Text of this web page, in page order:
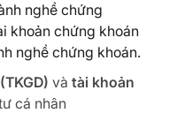
nghề chứng
khoản chứng khoán
nghề chứng khoán.
và tài khoản
cá nhân